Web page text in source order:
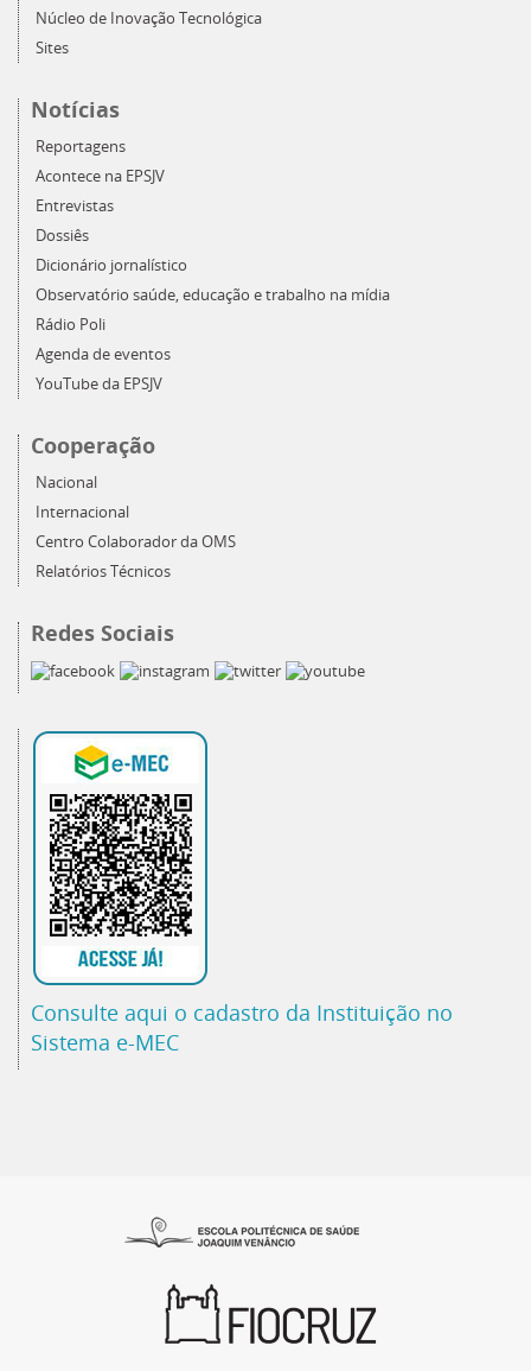
Núcleo de Inovação Tecnológica
Sites
Notícias
Reportagens
Acontece na EPSJV
Entrevistas
Dossiês
Dicionário jornalístico
Observatório saúde, educação e trabalho na mídia
Rádio Poli
Agenda de eventos
YouTube da EPSJV
Cooperação
Nacional
Internacional
Centro Colaborador da OMS
Relatórios Técnicos
Redes Sociais
Consulte aqui o cadastro da Instituição no
Sistema e-MEC